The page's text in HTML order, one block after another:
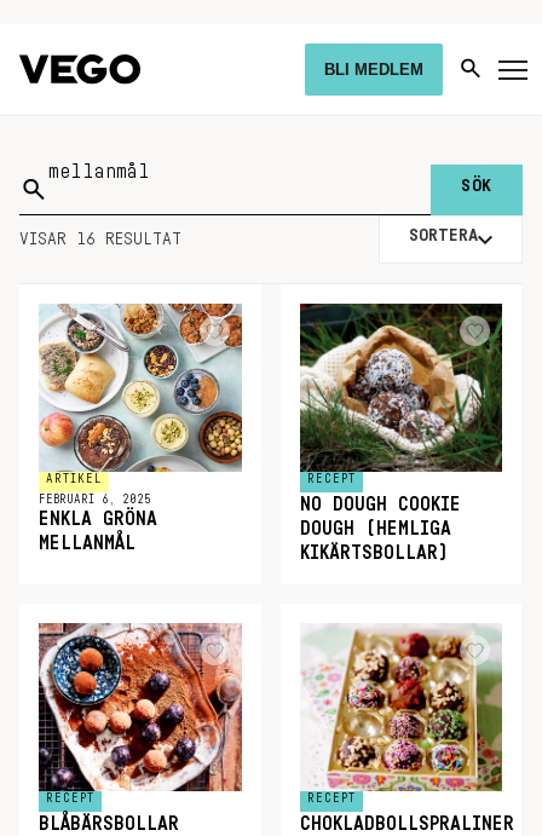
BLI MEDLEM
Sök
på:
VISAR 16 RESULTAT SORTERA
ARTIKEL
FEBRUARI 6, 2025
ENKLA GRÖNA
MELLANMÅL
RECEPT
NO DOUGH COOKIE
DOUGH (HEMLIGA
KIKÄRTSBOLLAR)
RECEPT
BLÅBÄRSBOLLAR
RECEPT
CHOKLADBOLLSPRALINER